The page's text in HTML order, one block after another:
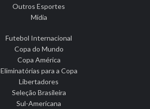
Outros Esportes
Mídia
Futebol Internacional
Copa do Mundo
Copa América
Eliminatórias para a Copa
Libertadores
Seleção Brasileira
Sul-Americana